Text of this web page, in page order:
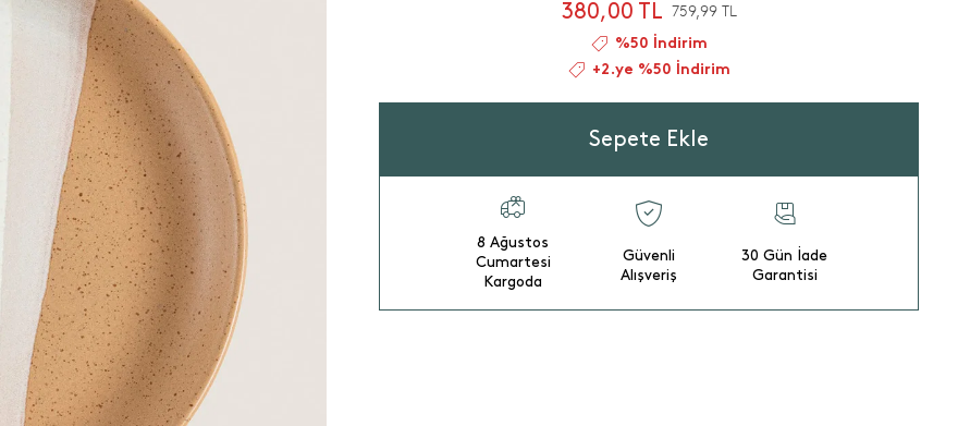
380,00 TL 759,99 TL
%50 İndirim
+2.ye %50 İndirim
Sepete Ekle
8 Ağustos
Cumartesi
Kargoda
Güvenli
Alışveriş
30 Gün İade
Garantisi